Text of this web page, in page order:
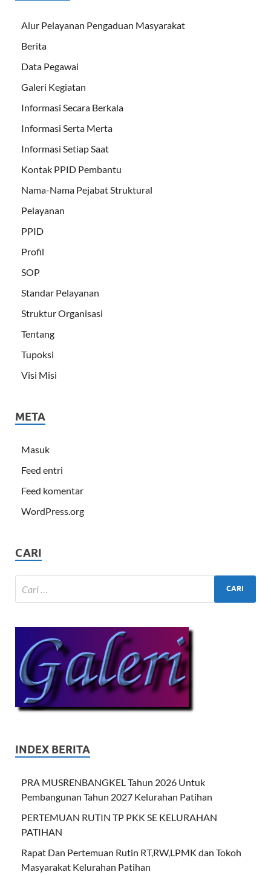
Alur Pelayanan Pengaduan Masyarakat
Berita
Data Pegawai
Galeri Kegiatan
Informasi Secara Berkala
Informasi Serta Merta
Informasi Setiap Saat
Kontak PPID Pembantu
Nama-Nama Pejabat Struktural
Pelayanan
PPID
Profil
SOP
Standar Pelayanan
Struktur Organisasi
Tentang
Tupoksi
Visi Misi
META
Masuk
Feed entri
Feed komentar
WordPress.org
CARI
INDEX BERITA
PRA MUSRENBANGKEL Tahun 2026 Untuk
Pembangunan Tahun 2027 Kelurahan Patihan
PERTEMUAN RUTIN TP PKK SE KELURAHAN
PATIHAN
Rapat Dan Pertemuan Rutin RT,RW,LPMK dan Tokoh
Masyarakat Kelurahan Patihan